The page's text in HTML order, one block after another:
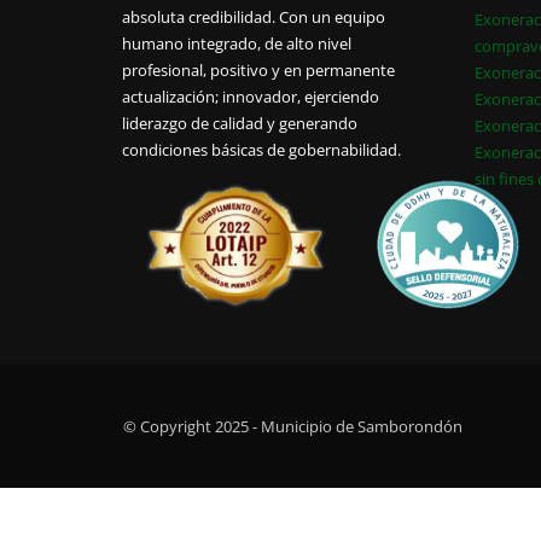
absoluta credibilidad. Con un equipo
humano integrado, de alto nivel
profesional, positivo y en permanente
actualización; innovador, ejerciendo
liderazgo de calidad y generando
condiciones básicas de gobernabilidad.
sin fines
© Copyright 2025 - Municipio de Samborondón